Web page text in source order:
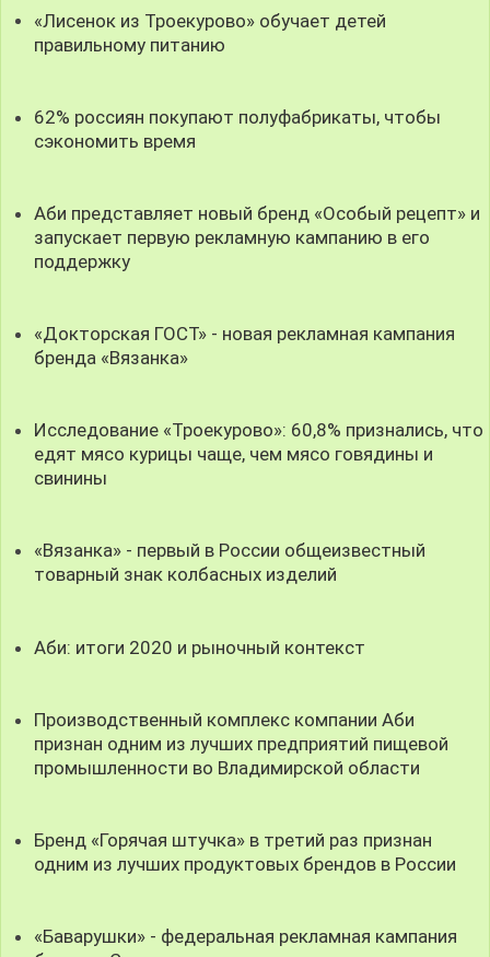
«Лисенок из Троекурово» обучает детей
правильному питанию
62% россиян покупают полуфабрикаты, чтобы
сэкономить время
Аби представляет новый бренд «Особый рецепт» и
запускает первую рекламную кампанию в его
поддержку
«Докторская ГОСТ» - новая рекламная кампания
бренда «Вязанка»
Исследование «Троекурово»: 60,8% признались, что
едят мясо курицы чаще, чем мясо говядины и
свинины
«Вязанка» - первый в России общеизвестный
товарный знак колбасных изделий
Аби: итоги 2020 и рыночный контекст
Производственный комплекс компании Аби
признан одним из лучших предприятий пищевой
промышленности во Владимирской области
Бренд «Горячая штучка» в третий раз признан
одним из лучших продуктовых брендов в России
«Баварушки» - федеральная рекламная кампания